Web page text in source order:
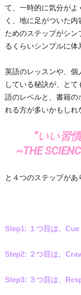
て、一時的に気分がよ
く、地に足がついた
ためのステップがシン
るくらいシンプルに体
英語のレッスンや、個
している秘訣が、と
語のレベルと、書籍の
れる方が多いかもしれ
“いい習
~THE
と４つのステップがあ
Step1: １つ目は、
Step2: ２つ目は、
Step3: ３つ目は、